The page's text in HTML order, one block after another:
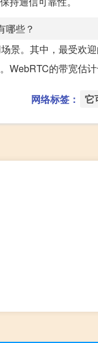
哪些？
景。其中，最受欢
WebRTC的带宽估
网络标签： 它